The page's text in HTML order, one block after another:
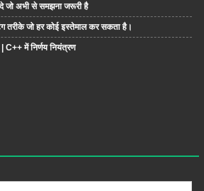
अभी से समझना जरूरी है
तरीके जो हर कोई इस्तेमाल कर सकता है।
में निर्णय नियंत्रण